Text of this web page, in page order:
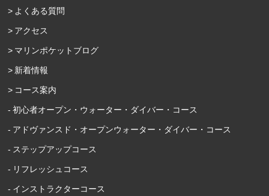
よくある質問
アクセス
マリンポケットブログ
新着情報
コース案内
初心者オープン・ウォーター・ダイバー・コース
アドヴァンスド・オープンウォーター・ダイバー・コース
ステップアップコース
リフレッシュコース
インストラクターコース